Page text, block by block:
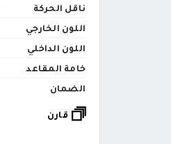
ناقل الحركة
اللون الخارجي
اللون الداخلي
خامة المقاعد
الضمان
قارن